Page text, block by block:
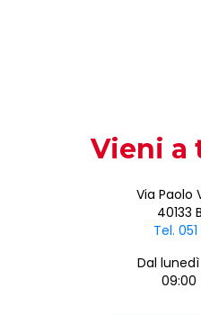
Vieni a
Via Paolo
40133
Tel.
Dal
09:00